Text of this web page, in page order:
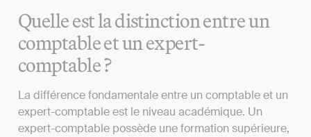
Quelle est la distinction entre un
comptable et un expert-
comptable ?
La différence fondamentale entre un comptable et un
expert-comptable est le niveau académique. Un
expert-comptable possède une formation supérieure,